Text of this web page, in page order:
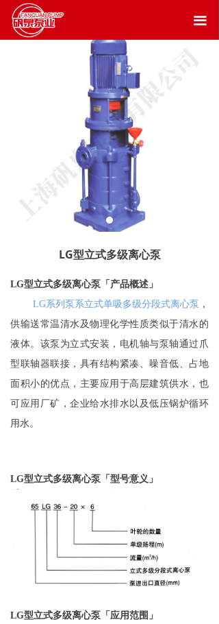
끀
LG型立式多级离心泵
LG型立式多级离心泵 「产品概述」
LG系列泵系立式单吸多级分段式离心泵 ，
供输送常温清水及物理化学性质类似于清水的
液体。该泵 为立式安装，电机轴与泵轴通过爪
型联轴器联接，具有结构紧凑、噪音低、占地
面积小的优点，主要应用于高层建筑供水，也
可应用厂矿，企业给水排水以及低压锅炉循环
用水。
LG型立式多级离心泵 「型号意义 」
LG型立式多级离心泵 「应用范围 」